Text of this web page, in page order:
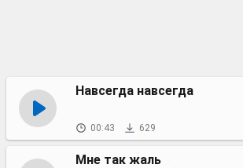
Навсегда навсегда
00:43 629
Мне так жаль